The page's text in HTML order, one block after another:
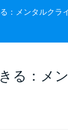
：メンタルクラ
る：メ